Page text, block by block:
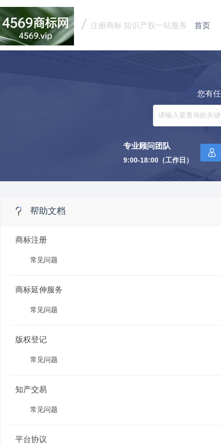
注册商标 知识产权一站服务 首页
您有
专业顾问团队
9:00-18:00（工作日）
帮助文档
商标注册
常见问题
商标延伸服务
常见问题
版权登记
常见问题
知产交易
常见问题
平台协议